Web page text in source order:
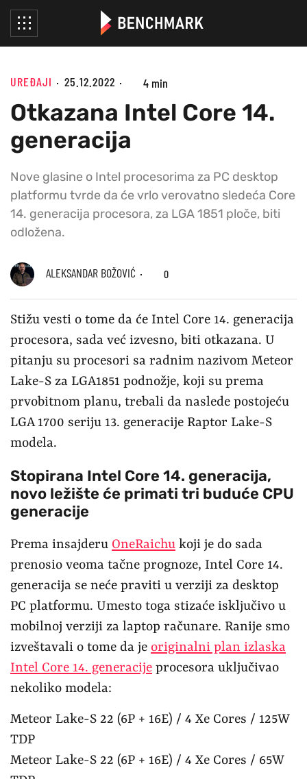
UREĐAJI 25.12.2022 4 min
Otkazana Intel Core 14.
generacija
Nove glasine o Intel procesorima za PC desktop
platformu tvrde da će vrlo verovatno sledeća Core
14. generacija procesora, za LGA 1851 ploče, biti
odložena.
ALEKSANDAR BOŽOVIĆ 0
Stižu vesti o tome da će Intel Core 14. generacija
procesora, sada već izvesno, biti otkazana. U
pitanju su procesori sa radnim nazivom Meteor
Lake-S za LGA1851 podnožje, koji su prema
prvobitnom planu, trebali da naslede postojeću
LGA 1700 seriju 13. generacije Raptor Lake-S
modela.
Stopirana Intel Core 14. generacija,
novo ležište će primati tri buduće CPU
generacije
Prema insajderu OneRaichu koji je do sada
prenosio veoma tačne prognoze, Intel Core 14.
generacija se neće praviti u verziji za desktop
PC platformu. Umesto toga stizaće isključivo u
mobilnoj verziji za laptop računare. Ranije smo
izveštavali o tome da je originalni plan izlaska
Intel Core 14. generacije procesora uključivao
nekoliko modela:
Meteor Lake-S 22 (6P + 16E) / 4 Xe Cores / 125W
TDP
Meteor Lake-S 22 (6P + 16E) / 4 Xe Cores / 65W